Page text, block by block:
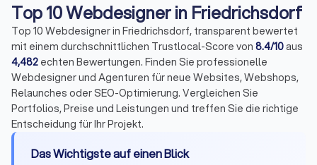
Top 10 Webdesigner in Friedrichsdorf
Top 10 Webdesigner in Friedrichsdorf, transparent bewertet
mit einem durchschnittlichen Trustlocal-Score von 8.4/10aus
4,482 echten Bewertungen. Finden Sie professionelle
Webdesigner und Agenturen für neue Websites, Webshops,
Relaunches oder SEO-Optimierung. Vergleichen Sie
Portfolios, Preise und Leistungen und treffen Sie die richtige
Entscheidung für Ihr Projekt.
Das Wichtigste auf einen Blick